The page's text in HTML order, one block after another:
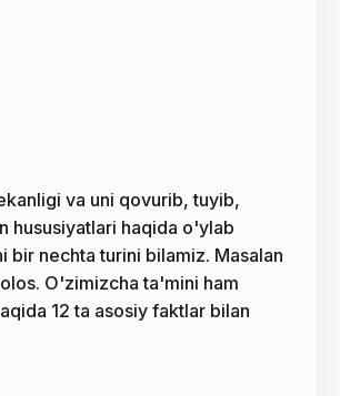
va uni qovurib, tuyib,
hususiyatlari haqida o'ylab
nechta turini bilamiz. Masalan
O'zimizcha ta'mini ham
12 ta asosiy faktlar bilan